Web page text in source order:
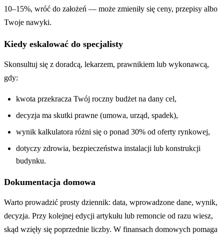
10–15%, wróć do założeń — może zmieniły się ceny, przepisy albo
Twoje nawyki.
Kiedy eskalować do specjalisty
Skonsultuj się z doradcą, lekarzem, prawnikiem lub wykonawcą,
gdy:
kwota przekracza Twój roczny budżet na dany cel,
decyzja ma skutki prawne (umowa, urząd, spadek),
wynik kalkulatora różni się o ponad 30% od oferty rynkowej,
dotyczy zdrowia, bezpieczeństwa instalacji lub konstrukcji
budynku.
Dokumentacja domowa
Warto prowadzić prosty dziennik: data, wprowadzone dane, wynik,
decyzja. Przy kolejnej edycji artykułu lub remoncie od razu wiesz,
skąd wzięły się poprzednie liczby. W finansach domowych pomaga